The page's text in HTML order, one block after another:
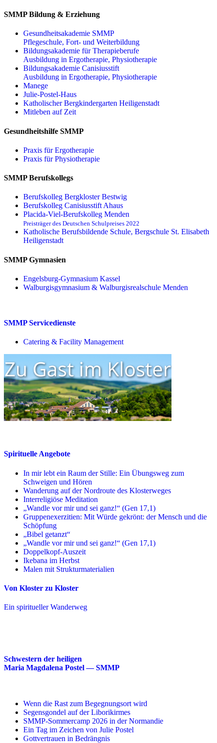
SMMP Bildung & Erziehung
Gesundheitsakademie SMMP
Pflegeschule, Fort- und Weiterbildung
Bildungsakademie für Therapieberufe
Ausbildung in Ergotherapie, Physiotherapie
Bildungsakademie Canisiusstift
Ausbildung in Ergotherapie, Physiotherapie
Manege
Julie-Postel-Haus
Katholischer Bergkindergarten Heiligenstadt
Mitleben auf Zeit
Gesundheitshilfe SMMP
Praxis für Ergo­therapie
Praxis für Physio­therapie
SMMP Berufskollegs
Berufskolleg Bergkloster Bestwig
Berufskolleg Canisiusstift Ahaus
Placida-Viel-Berufskolleg Menden
Preisträger des Deutschen Schulpreises 2022
Katholische Berufsbildende Schule, Bergschule St. Elisabeth
Heiligenstadt
SMMP Gymnasien
Engelsburg-Gymnasium Kassel
Walburgisgymnasium & Walburgisrealschule Menden
SMMP Servicedienste
Catering & Facility Management
Spirituelle Angebote
In mir lebt ein Raum der Stille: Ein Übungsweg zum
Schweigen und Hören
Wanderung auf der Nordroute des Klosterweges
Interreligiöse Meditation
„Wandle vor mir und sei ganz!“ (Gen 17,1)
Gruppenexerzitien: Mit Würde gekrönt: der Mensch und die
Schöpfung
„Bibel getanzt“
„Wandle vor mir und sei ganz!“ (Gen 17,1)
Doppelkopf-Auszeit
Ikebana im Herbst
Malen mit Strukturmaterialien
Von Kloster zu Kloster
Ein spiritueller Wanderweg
Schwestern der heiligen
Maria Magdalena Postel — SMMP
Wenn die Rast zum Begegnungsort wird
Segensgondel auf der Liborikirmes
SMMP-Sommercamp 2026 in der Normandie
Ein Tag im Zeichen von Julie Postel
Gottvertrauen in Bedrängnis